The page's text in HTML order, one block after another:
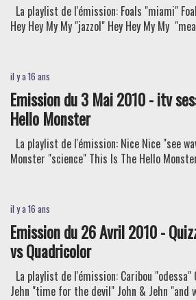
La playlist de l'émission: Foals "miami"
Hey Hey My My "jazzol" Hey Hey My My
il y a 16 ans
Emission du 3 Mai 2010 - itv
Hello Monster
La playlist de l'émission: Nice Nice "see
Monster "science" This Is The Hello
il y a 16 ans
Emission du 26 Avril 2010 -
vs Quadricolor
La playlist de l'émission: Caribou "odessa"
Jehn "time for the devil" John & Jehn "and